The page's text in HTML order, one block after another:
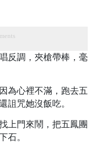
反調，夾槍帶棒，毫
為心裡不滿，跑去五
詛咒她沒飯吃。
上門來鬧，把五鳳團
石。